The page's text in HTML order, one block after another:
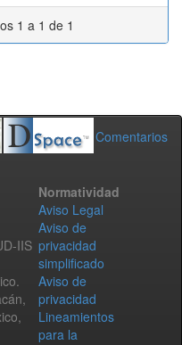
1 a 1 de 1
Comentarios
IIS
Normatividad
Aviso Legal
Aviso de
privacidad
simplificado
Aviso de
privacidad
Lineamientos
para la